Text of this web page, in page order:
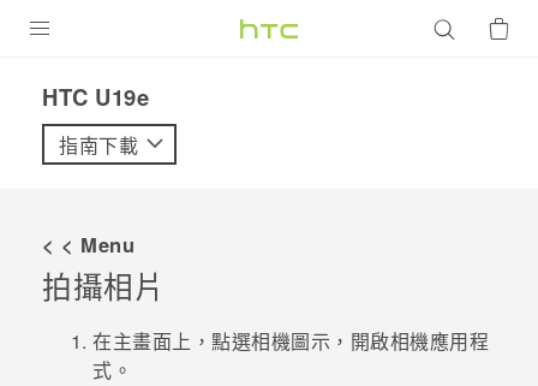
VIVE
配件
HTC U19e‎
指南下載
< < Menu
拍攝相片
在主畫面上，點選相機圖示，開啟相機應用程
式。